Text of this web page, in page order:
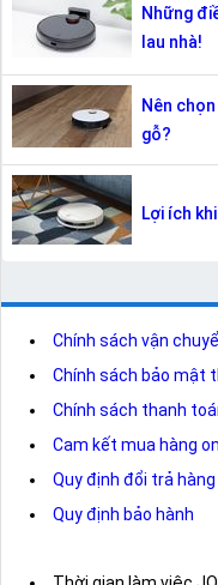
Những
lau nhà!
Nên
gỗ?
Lợi ích
Chính sách vận
Chính sách bảo mật
Chính sách thanh
Cam kết mua hàng
Quy định đổi trả hàng
Quy định bảo hành